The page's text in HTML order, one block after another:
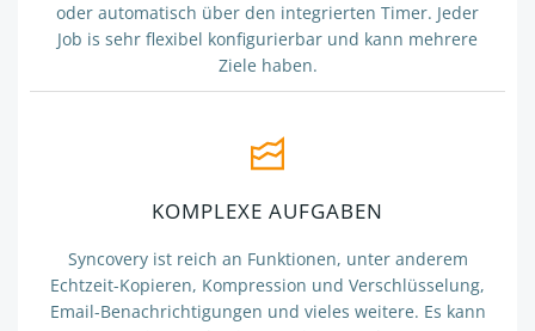
oder automatisch über den integrierten Timer. Jeder
Job is sehr flexibel konfigurierbar und kann mehrere
Ziele haben.
KOMPLEXE AUFGABEN
Syncovery ist reich an Funktionen, unter anderem
Echtzeit-Kopieren, Kompression und Verschlüsselung,
Email-Benachrichtigungen und vieles weitere. Es kann